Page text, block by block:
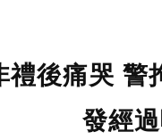
禮後痛哭
發經